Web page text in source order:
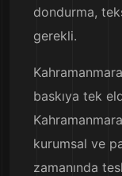
dondurma,
gerekli.
baskıya tek
kurumsal ve
zamanında